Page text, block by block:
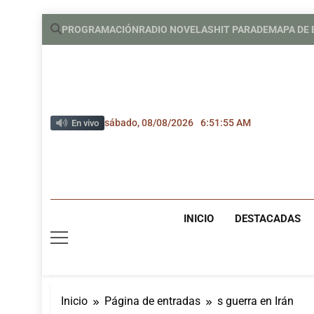
Saltar
PROGRAMACIÓNRADIO NOVELASHIT PARADEMAPA DE
En vivo sábado, 08/08/2026 6:51:55 AM
INICIO DESTACADAS
Inicio Página de entradas s guerra en Irán